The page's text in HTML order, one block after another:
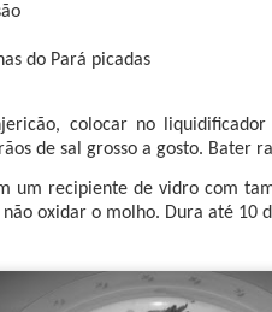
do Pará picadas
colocar no
de sal grosso a gosto. Bater
um recipiente de vidro com
oxidar o molho. Dura até 10